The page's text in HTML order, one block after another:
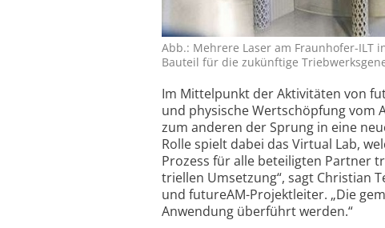
Abb.: Mehrere Laser am Fraun­hofer-ILT
Bauteil für die zukünftige
Im Mittelpunkt der Aktivitäten von
und physische Wert­schöpfung vom
zum anderen der Sprung in eine
Rolle spielt dabei das Virtual Lab,
Prozess für alle beteiligten Partner
tri­ellen Umsetzung“, sagt Christian
und futureAM-Projekt­leiter. „Die
Anwendung über­führt werden.“